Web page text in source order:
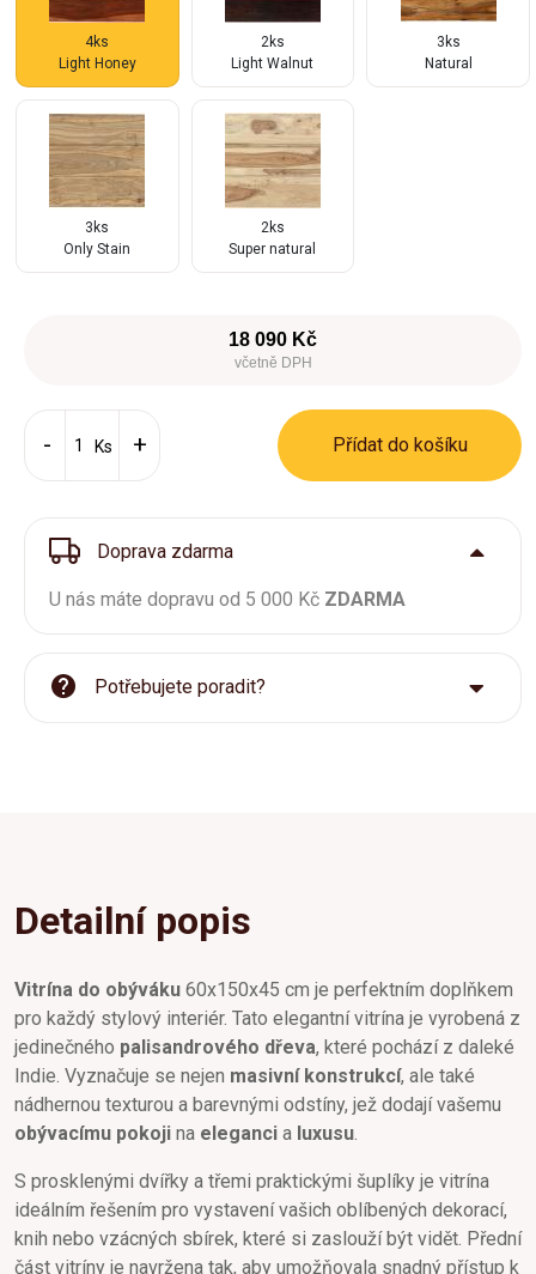
4ks
Light Honey
2ks
Light Walnut
3ks
Natural
3ks
Only Stain
2ks
Super natural
18 090 Kč
včetně DPH
Ks Přídat do košíku
Doprava zdarma
U nás máte dopravu od 5 000 Kč ZDARMA
Potřebujete poradit?
Detailní popis
Vitrína do obýváku 60x150x45 cm je perfektním doplňkem
pro každý stylový interiér. Tato elegantní vitrína je vyrobená z
jedinečného palisandrového dřeva, které pochází z daleké
Indie. Vyznačuje se nejen masivní konstrukcí, ale také
nádhernou texturou a barevnými odstíny, jež dodají vašemu
obývacímu pokoji na eleganci a luxusu
S prosklenými dvířky a třemi praktickými šuplíky je vitrína
ideálním řešením pro vystavení vašich oblíbených dekorací,
knih nebo vzácných sbírek, které si zaslouží být vidět. Přední
část vitríny je navržena tak, aby umožňovala snadný přístup k